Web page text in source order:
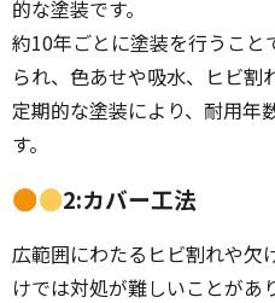
的な塗装です。
約10年ごとに塗装を行うこ
られ、色あせや吸水、ヒビ割
定期的な塗装により、耐用年
す。
2:カバー工法
広範囲にわたるヒビ割れや欠
けでは対処が難しいことがあ